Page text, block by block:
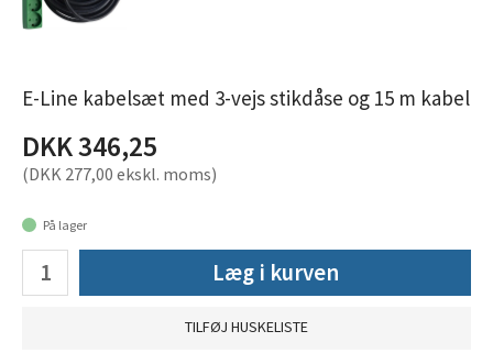
E-Line kabelsæt med 3-vejs stikdåse og 15 m kabel
DKK 346,25
(DKK 277,00 ekskl. moms)
På lager
Læg i kurven
TILFØJ HUSKELISTE